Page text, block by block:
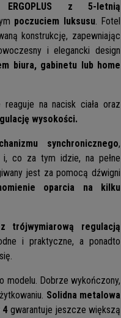
ERGOPLUS z 5-letnią
poczuciem luksusu. Fotel
konstrukcję, zapewniając
i elegancki design
biura, gabinetu lub home
reaguje na nacisk ciała oraz
wysokości.
synchronicznego,
i, co za tym idzie, na pełne
jest za pomocą dźwigni
oparcia na kilku
trójwymiarową regulacją
i praktyczne, a ponadto
modelu. Dobrze wykończony,
Solidna metalowa
4 gwarantuje jeszcze większą